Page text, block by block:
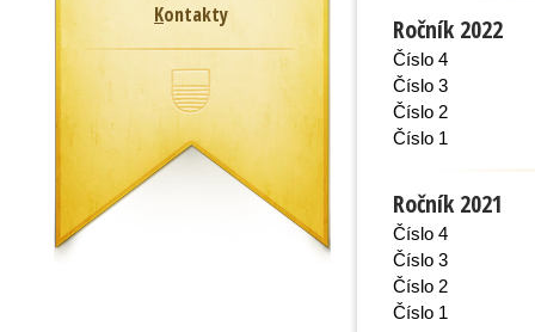
Kontakty Ročník 2022
Číslo 4
Číslo 3
Číslo 2
Číslo 1
Ročník 2021
Číslo 4
Číslo 3
Číslo 2
Číslo 1